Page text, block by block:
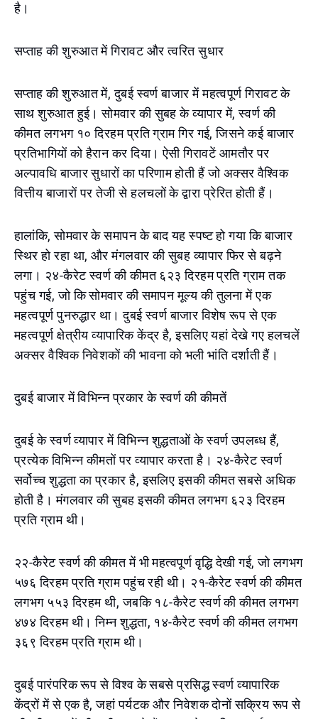
है।
सप्ताह की शुरुआत में गिरावट और त्वरित सुधार
सप्ताह की शुरुआत में, दुबई स्वर्ण बाजार में महत्वपूर्ण गिरावट के
साथ शुरुआत हुई। सोमवार की सुबह के व्यापार में, स्वर्ण की
कीमत लगभग १० दिरहम प्रति ग्राम गिर गई, जिसने कई बाजार
प्रतिभागियों को हैरान कर दिया। ऐसी गिरावटें आमतौर पर
अल्पावधि बाजार सुधारों का परिणाम होती हैं जो अक्सर वैश्विक
वित्तीय बाजारों पर तेजी से हलचलों के द्वारा प्रेरित होती हैं।
हालांकि, सोमवार के समापन के बाद यह स्पष्ट हो गया कि बाजार
स्थिर हो रहा था, और मंगलवार की सुबह व्यापार फिर से बढ़ने
लगा। २४-कैरेट स्वर्ण की कीमत ६२३ दिरहम प्रति ग्राम तक
पहुंच गई, जो कि सोमवार की समापन मूल्य की तुलना में एक
महत्वपूर्ण पुनरुद्धार था। दुबई स्वर्ण बाजार विशेष रूप से एक
महत्वपूर्ण क्षेत्रीय व्यापारिक केंद्र है, इसलिए यहां देखे गए हलचलें
अक्सर वैश्विक निवेशकों की भावना को भली भांति दर्शाती हैं।
दुबई बाजार में विभिन्न प्रकार के स्वर्ण की कीमतें
दुबई के स्वर्ण व्यापार में विभिन्न शुद्धताओं के स्वर्ण उपलब्ध हैं,
प्रत्येक विभिन्न कीमतों पर व्यापार करता है। २४-कैरेट स्वर्ण
सर्वोच्च शुद्धता का प्रकार है, इसलिए इसकी कीमत सबसे अधिक
होती है। मंगलवार की सुबह इसकी कीमत लगभग ६२३ दिरहम
प्रति ग्राम थी।
२२-कैरेट स्वर्ण की कीमत में भी महत्वपूर्ण वृद्धि देखी गई, जो लगभग
५७६ दिरहम प्रति ग्राम पहुंच रही थी। २१-कैरेट स्वर्ण की कीमत
लगभग ५५३ दिरहम थी, जबकि १८-कैरेट स्वर्ण की कीमत लगभग
४७४ दिरहम थी। निम्न शुद्धता, १४-कैरेट स्वर्ण की कीमत लगभग
३६९ दिरहम प्रति ग्राम थी।
दुबई पारंपरिक रूप से विश्व के सबसे प्रसिद्ध स्वर्ण व्यापारिक
केंद्रों में से एक है, जहां पर्यटक और निवेशक दोनों सक्रिय रूप से